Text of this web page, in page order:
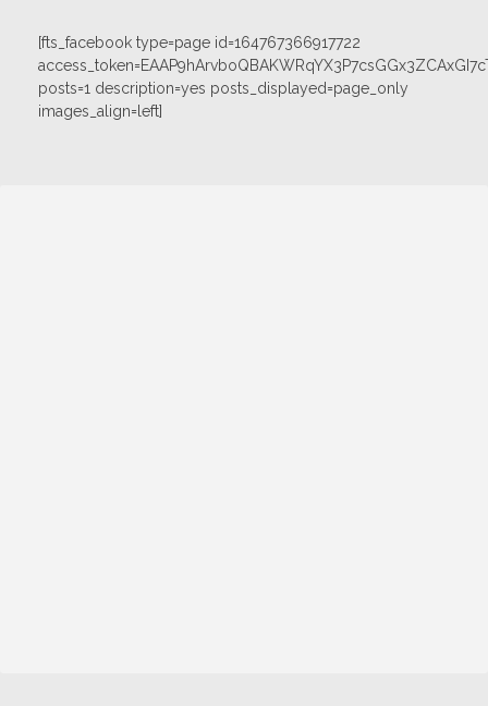
[fts_facebook type=page id=164767366917722
posts=1 description=yes posts_displayed=page_only
images_align=left]